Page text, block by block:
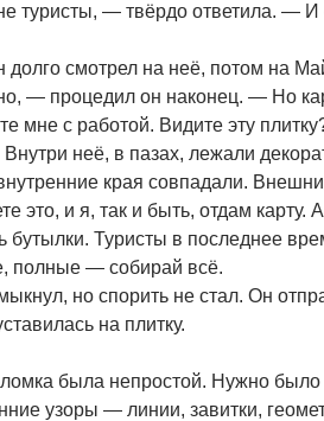
туристы, — твёрдо ответила. — И
долго смотрел на неё, потом на
— процедил он наконец. — Но
мне с работой. Видите эту
Внутри неё, в пазах, лежали
края совпадали.
это, и я, так и быть, отдам
бутылки. Туристы в последнее
полные — собирай всё.
но спорить не стал. Он
на плитку.
была непростой. Нужно
узоры — линии, завитки,